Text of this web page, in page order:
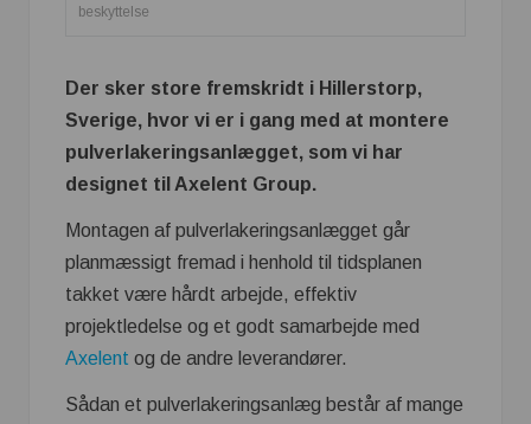
beskyttelse
Der sker store fremskridt i Hillerstorp,
Sverige, hvor vi er i gang med at montere
pulverlakeringsanlægget, som vi har
designet til Axelent Group.
Montagen af pulverlakeringsanlægget går
planmæssigt fremad i henhold til tidsplanen
takket være hårdt arbejde, effektiv
projektledelse og et godt samarbejde med
Axelent og de andre leverandører.
Sådan et pulverlakeringsanlæg består af mange